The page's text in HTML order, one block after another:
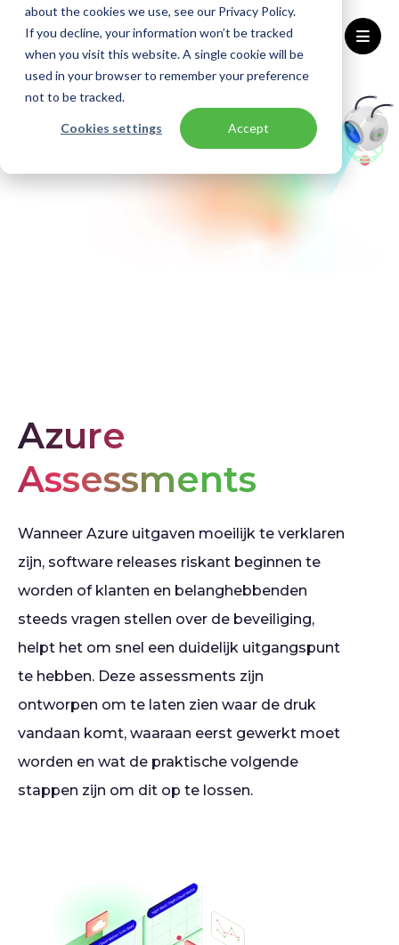
about the cookies we use, see our Privacy Policy.
If you decline, your information won’t be tracked
when you visit this website. A single cookie will be
used in your browser to remember your preference
not to be tracked.
Cookies settings Accept
Home
Azure
Assessments
Wanneer Azure uitgaven moeilijk te verklaren
zijn, software releases riskant beginnen te
worden of klanten en belanghebbenden
steeds vragen stellen over de beveiliging,
helpt het om snel een duidelijk uitgangspunt
te hebben. Deze assessments zijn
ontworpen om te laten zien waar de druk
vandaan komt, waaraan eerst gewerkt moet
worden en wat de praktische volgende
stappen zijn om dit op te lossen.